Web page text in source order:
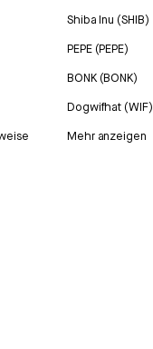
Shiba Inu (SHIB)
PEPE (PEPE)
BONK (BONK)
Dogwifhat (WIF)
Mehr anzeigen